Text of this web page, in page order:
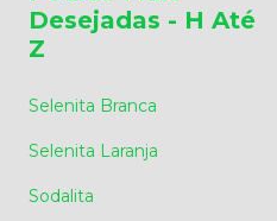
Desejadas - H Até
Z
Selenita Branca
Selenita Laranja
Sodalita